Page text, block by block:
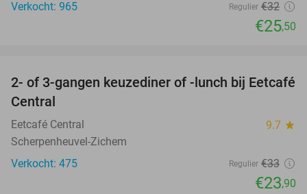
Verkocht: 965
Regulier €32
€25,50
28%
2- of 3-gangen keuzediner of -lunch bij Eetcafé
Central
Eetcafé Central 9.7 star
Scherpenheuvel-Zichem
Verkocht: 475
Regulier €33
€23,90